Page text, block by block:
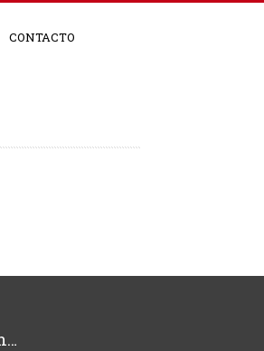
CONTACTO